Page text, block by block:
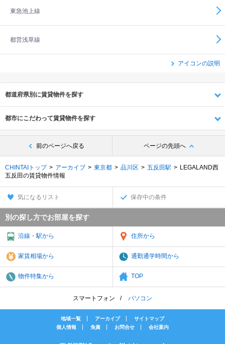
東急池上線
都営浅草線
アイコンの説明
都道府県別に賃貸物件を探す
都市にこだわって賃貸物件を探す
前のページへ戻る ページの先頭へ
CHINTAIトップ アーカイブ 東京都 品川区 五反田駅
LEGALAND西
五反田の賃貸物件情報
気になるリスト 保存中の条件
別の探し方でお部屋を探す
沿線・駅から 住所から
家賃相場から 通勤通学時間から
物件特集から TOP
スマートフォン パソコン
地域一覧 アーカイブ
サイトマップ
個人情報
免責 お問合せ 会社案内